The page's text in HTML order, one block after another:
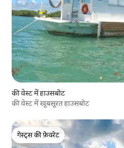
की वेस्ट में हाउसबोट
की वेस्ट में खूबसूरत हाउसबोट
गेस्ट्स की फ़ेवरेट
गेस्ट्स की फ़ेवरेट